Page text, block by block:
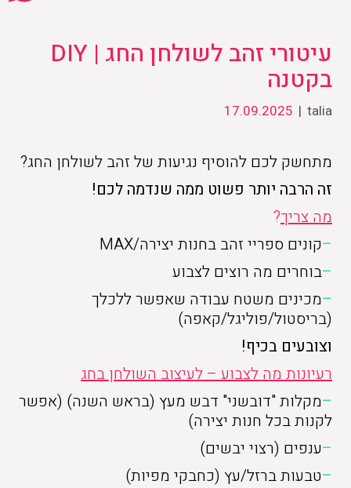
עיטורי זהב לשולחן החג | DIY
בקטנה
talia
|
17.09.2025
מתחשק לכם להוסיף נגיעות של זהב לשולחן החג?
זה הרבה יותר פשוט ממה שנדמה לכם!
מה צריך?
–קונים ספריי זהב בחנות יצירה/MAX
–בוחרים מה רוצים לצבוע
–מכינים משטח עבודה שאפשר ללכלך
(בריסטול/פוליגל/קאפה)
וצובעים בכיף!
רעיונות מה לצבוע – לעיצוב השולחן בחג
–מקלות "דובשני" דבש מעץ (בראש השנה) (אפשר
לקנות בכל חנות יצירה)
–ענפים (רצוי יבשים)
–טבעות ברזל/עץ (כחבקי מפיות)